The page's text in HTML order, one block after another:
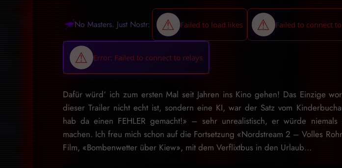
No Masters. Just Nostr:
Dafür würd‘ ich zum ersten Mal seit Jahren ins Kino gehen! Das Einzige
dieser Trailer nicht echt ist, sondern eine KI, war der Satz vom
hab da einen FEHLER gemacht!» – sehr unrealistisch, er würde
machen. Ich freu mich schon auf die Fortsetzung «Nordstream 2 – Volles
Film, «Bombenwetter über Kiew», mit dem Verflixtbus in den Urlaub…